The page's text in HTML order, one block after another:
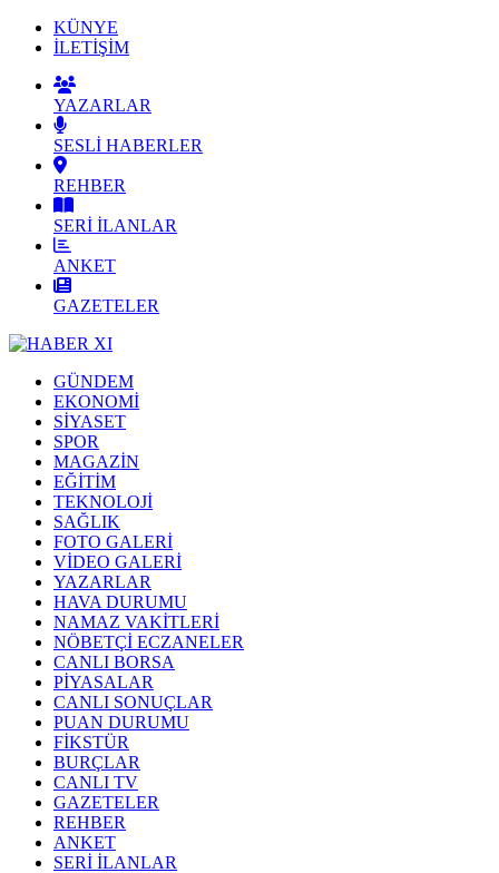
KÜNYE
İLETİŞİM
YAZARLAR
SESLİ HABERLER
REHBER
SERİ İLANLAR
ANKET
GAZETELER
GÜNDEM
EKONOMİ
SİYASET
SPOR
MAGAZİN
EĞİTİM
TEKNOLOJİ
SAĞLIK
FOTO GALERİ
VİDEO GALERİ
YAZARLAR
HAVA DURUMU
NAMAZ VAKİTLERİ
NÖBETÇİ ECZANELER
CANLI BORSA
PİYASALAR
CANLI SONUÇLAR
PUAN DURUMU
FİKSTÜR
BURÇLAR
CANLI TV
GAZETELER
REHBER
ANKET
SERİ İLANLAR